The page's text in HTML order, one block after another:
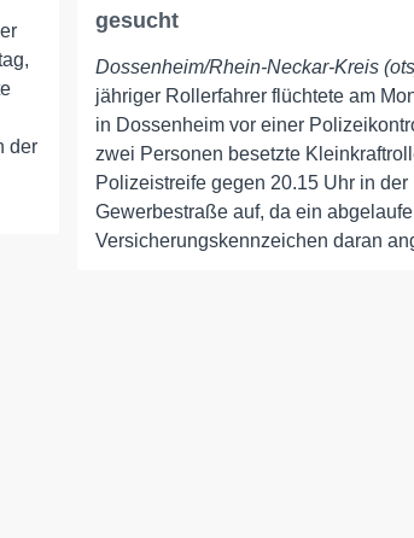
der
gesucht
Dossenheim/Rhein-Neckar-Kreis
jähriger Rollerfahrer flüchtete am
in Dossenheim vor einer
zwei Personen besetzte
Polizeistreife gegen 20.15 Uhr in der
Gewerbestraße auf, da ein
Versicherungskennzeichen daran